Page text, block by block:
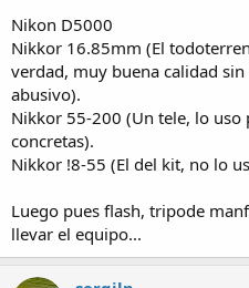
Nikon D5000
Nikkor 16.85mm (El
verdad, muy buena calidad
abusivo).
Nikkor 55-200 (Un tele, lo
concretas).
Nikkor !8-55 (El del kit, no lo
Luego pues flash, tripode
llevar el equipo...